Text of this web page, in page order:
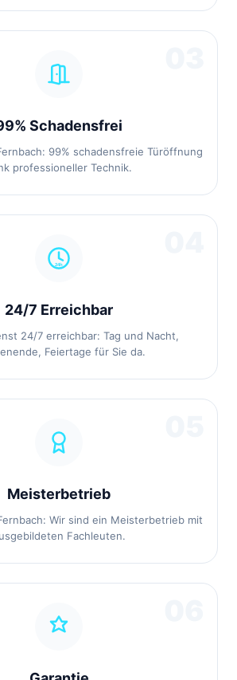
Schadensfrei
99% schadensfreie Türöffnung
professioneller Technik.
24/7 Erreichbar
24/7 erreichbar: Tag und Nacht,
Feiertage für Sie da.
Meisterbetrieb
Wir sind ein Meisterbetrieb mit
Fachleuten.